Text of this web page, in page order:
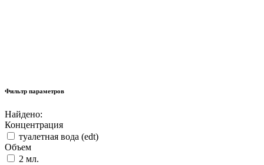
Фильтр параметров
Найдено:
Концентрация
туалетная вода (edt)
Объем
2 мл.